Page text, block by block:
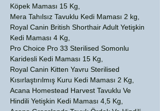
Köpek Maması 15 Kg,
Mera Tahılsız Tavuklu Kedi Maması 2 kg,
Royal Canin British Shorthair Adult Yetişkin
Kedi Maması 4 Kg,
Pro Choice Pro 33 Sterilised Somonlu
Karidesli Kedi Maması 15 Kg,
Royal Canin Kitten Yavru Sterilised
Kısırlaştırılmış Kuru Kedi Maması 2 Kg,
Acana Homestead Harvest Tavuklu Ve
Hindili Yetişkin Kedi Maması 4,5 Kg,